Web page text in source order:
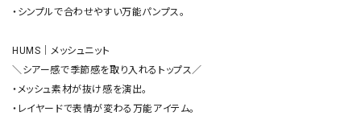
・シンプルで合わせやすい万能パンプス。
HUMS｜メッシュニット
＼シアー感で季節感を取り入れるトップス／
・メッシュ素材が抜け感を演出。
・レイヤードで表情が変わる万能アイテム。